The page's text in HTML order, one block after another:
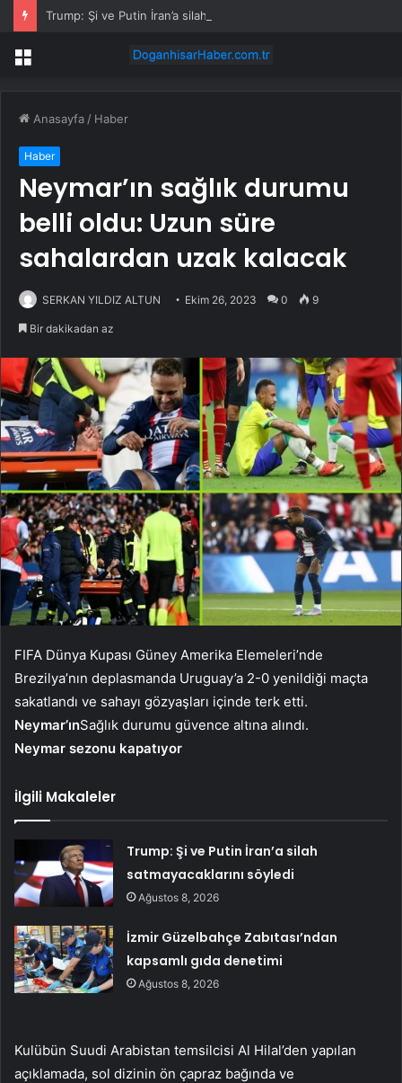
Trump: Şi ve Putin İran’a silah satmayacaklarını söyledi
Menü
Anasayfa / Haber
Haber
Neymar’ın sağlık durumu
belli oldu: Uzun süre
sahalardan uzak kalacak
SERKAN YILDIZ ALTUN Ekim 26, 2023 0 9
Bir dakikadan az
FIFA Dünya Kupası Güney Amerika Elemeleri’nde
Brezilya’nın deplasmanda Uruguay’a 2-0 yenildiği maçta
sakatlandı ve sahayı gözyaşları içinde terk etti.
Neymar’ınSağlık durumu güvence altına alındı.
Neymar sezonu kapatıyor
İlgili Makaleler
Trump: Şi ve Putin İran’a silah
satmayacaklarını söyledi
Ağustos 8, 2026
İzmir Güzelbahçe Zabıtası’ndan
kapsamlı gıda denetimi
Ağustos 8, 2026
Kulübün Suudi Arabistan temsilcisi Al Hilal’den yapılan
açıklamada, sol dizinin ön çapraz bağında ve